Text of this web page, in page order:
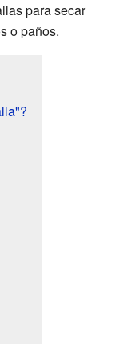
para secar
o paños.